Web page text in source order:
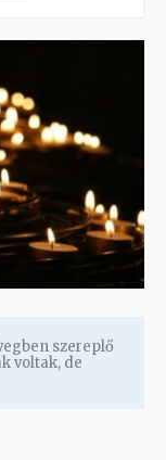
szereplő
voltak, de